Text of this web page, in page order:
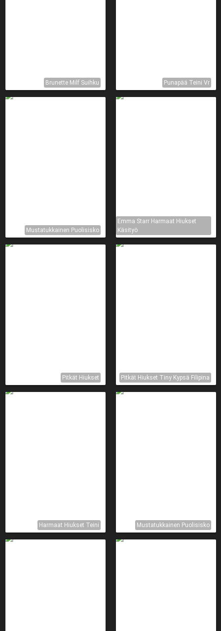
Brunette Milf Suihku Punapää Teini Vr
Mustatukkainen Puolisisko
Emma Starr Harmaat Hiukset
Käsityö
Pitkät Hiukset Pitkät Hiukset Tiny Kypsä Filipina
Harmaat Hiukset Teini Mustatukkainen Puolisisko